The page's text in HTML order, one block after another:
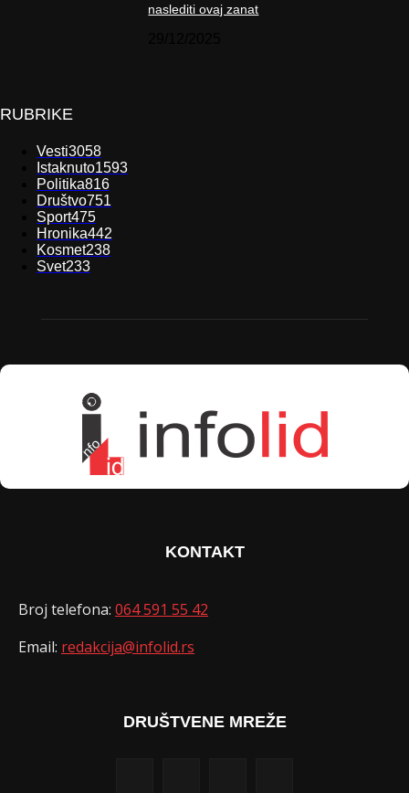
naslediti ovaj zanat
RUBRIKE
Vesti3058
Istaknuto1593
Politika816
Društvo751
Sport475
Hronika442
Kosmet238
Svet233
KONTAKT
Broj telefona: 064 591 55 42
Email: redakcija@infolid.rs
DRUŠTVENE MREŽE